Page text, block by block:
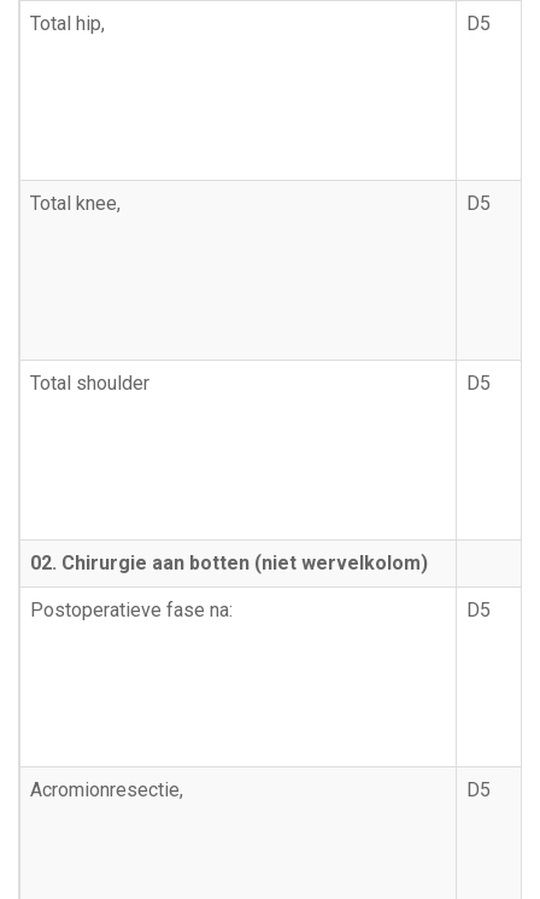
Total hip, D5
Total knee, D5
Total shoulder D5
02. Chirurgie aan botten (niet wervelkolom)
Postoperatieve fase na: D5
Acromionresectie, D5